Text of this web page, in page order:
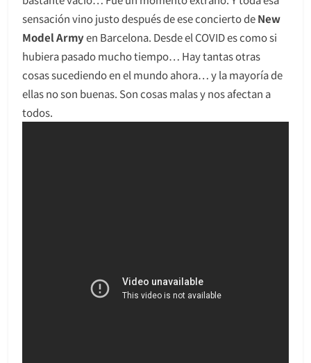
sensación vino justo después de ese concierto deNew
Model Armyen Barcelona. Desde el COVID es como si
hubiera pasado mucho tiempo… Hay tantas otras
cosas sucediendo en el mundo ahora… y la mayoría de
ellas no son buenas. Son cosas malas y nos afectan a
todos.